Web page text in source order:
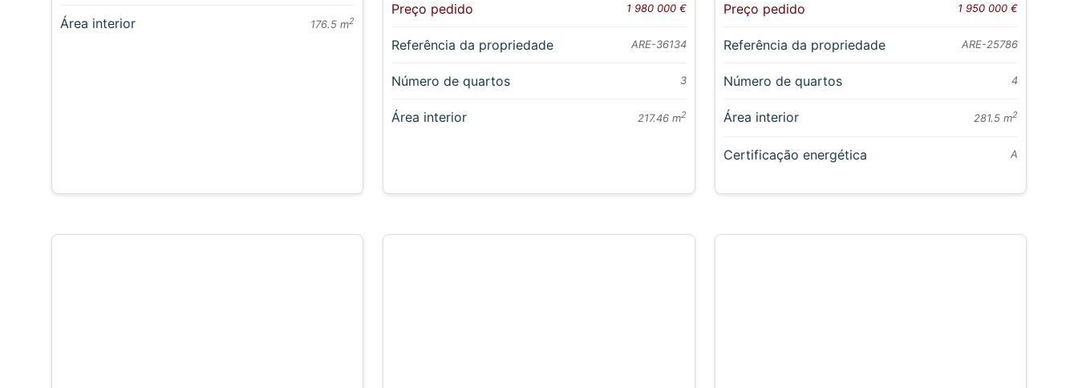
Área interior 176.5 m2
Preço pedido 1 980 000 €
Referência da propriedade ARE-36134
Número de quartos 3
Área interior 217.46 m2
Preço pedido 1 950 000 €
Referência da propriedade ARE-25786
Número de quartos 4
Área interior 281.5 m2
Certificação energética A